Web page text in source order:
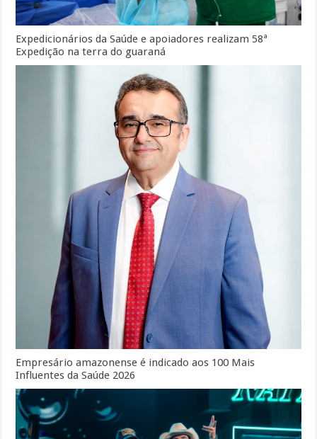
Expedicionários da Saúde e apoiadores realizam 58ª
Expedição na terra do guaraná
Empresário amazonense é indicado aos 100 Mais
Influentes da Saúde 2026